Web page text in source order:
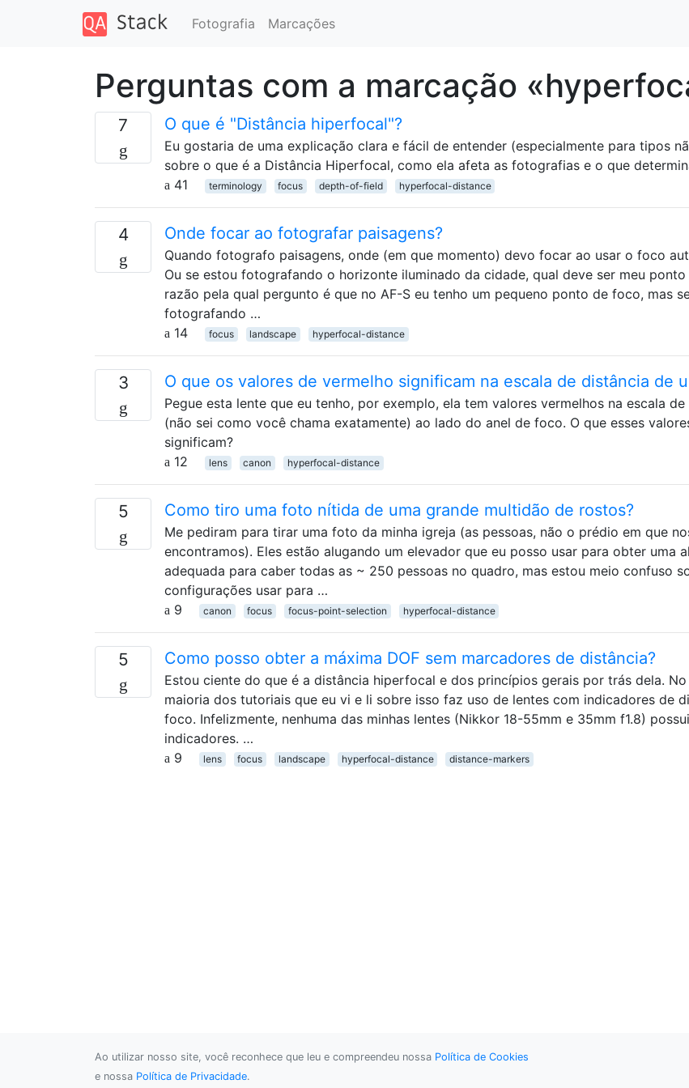
Fotografia Marcações
Perguntas com a marcação
7 O que é "Distância hiperfocal"?
Eu gostaria de uma explicação clara e fácil de entender (especialmente para tipos
sobre o que é a Distância Hiperfocal, como ela afeta as fotografias e o que
41
terminology focus depth-of-field hyperfocal-distance
4 Onde focar ao fotografar paisagens?
Quando fotografo paisagens, onde (em que momento) devo focar ao usar o foco
Ou se estou fotografando o horizonte iluminado da cidade, qual deve ser meu
razão pela qual pergunto é que no AF-S eu tenho um pequeno ponto de foco, mas
fotografando …
14
focus landscape hyperfocal-distance
3 O que os valores de vermelho significam na escala de distância de
Pegue esta lente que eu tenho, por exemplo, ela tem valores vermelhos na escala
(não sei como você chama exatamente) ao lado do anel de foco. O que esses
significam?
12
lens canon hyperfocal-distance
5 Como tiro uma foto nítida de uma grande multidão de rostos?
Me pediram para tirar uma foto da minha igreja (as pessoas, não o prédio em que
encontramos). Eles estão alugando um elevador que eu posso usar para obter uma
adequada para caber todas as ~ 250 pessoas no quadro, mas estou meio confuso
configurações usar para …
9
canon focus focus-point-selection hyperfocal-distance
5 Como posso obter a máxima DOF sem marcadores de distância?
Estou ciente do que é a distância hiperfocal e dos princípios gerais por trás dela.
maioria dos tutoriais que eu vi e li sobre isso faz uso de lentes com indicadores de
foco. Infelizmente, nenhuma das minhas lentes (Nikkor 18-55mm e 35mm f1.8) possui
indicadores. …
9
lens focus landscape hyperfocal-distance distance-markers
Ao utilizar nosso site, você reconhece que leu e compreendeu nossa Política de Cookies
e nossa Política de Privacidade.